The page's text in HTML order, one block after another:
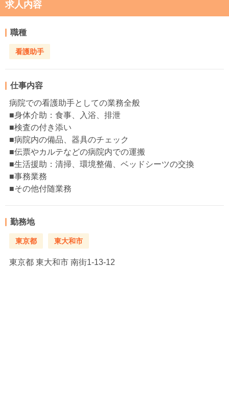
求人内容
職種
看護助手
仕事内容
病院での看護助手としての業務全般
■身体介助：食事、入浴、排泄
■検査の付き添い
■病院内の備品、器具のチェック
■伝票やカルテなどの病院内での運搬
■生活援助：清掃、環境整備、ベッドシーツの交換
■事務業務
■その他付随業務
勤務地
東京都 東大和市
東京都 東大和市 南街1-13-12